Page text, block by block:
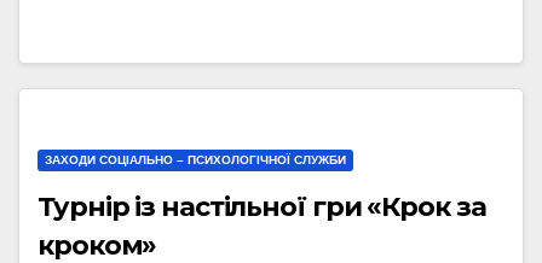
ЗАХОДИ СОЦІАЛЬНО – ПСИХОЛОГІЧНОЇ СЛУЖБИ
Турнір із настільної гри «Крок за
кроком»